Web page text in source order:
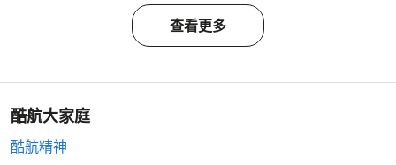
查看更多
酷航大家庭
酷航精神